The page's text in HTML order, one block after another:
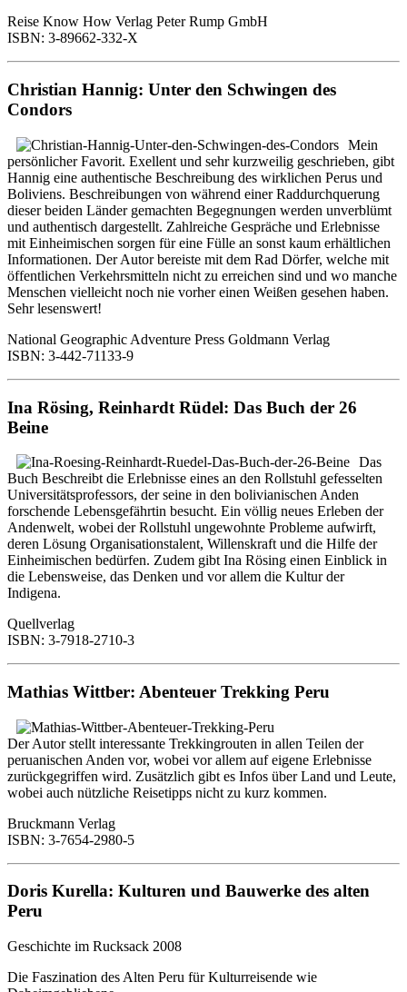
Reise Know How Verlag Peter Rump GmbH
ISBN: 3-89662-332-X
Christian Hannig: Unter den Schwingen des
Condors
Mein
persönlicher Favorit. Exellent und sehr kurzweilig geschrieben, gibt
Hannig eine authentische Beschreibung des wirklichen Perus und
Boliviens. Beschreibungen von während einer Raddurchquerung
dieser beiden Länder gemachten Begegnungen werden unverblümt
und authentisch dargestellt. Zahlreiche Gespräche und Erlebnisse
mit Einheimischen sorgen für eine Fülle an sonst kaum erhältlichen
Informationen. Der Autor bereiste mit dem Rad Dörfer, welche mit
öffentlichen Verkehrsmitteln nicht zu erreichen sind und wo manche
Menschen vielleicht noch nie vorher einen Weißen gesehen haben.
Sehr lesenswert!
National Geographic Adventure Press Goldmann Verlag
ISBN: 3-442-71133-9
Ina Rösing, Reinhardt Rüdel: Das Buch der 26
Beine
Das
Buch Beschreibt die Erlebnisse eines an den Rollstuhl gefesselten
Universitätsprofessors, der seine in den bolivianischen Anden
forschende Lebensgefährtin besucht. Ein völlig neues Erleben der
Andenwelt, wobei der Rollstuhl ungewohnte Probleme aufwirft,
deren Lösung Organisationstalent, Willenskraft und die Hilfe der
Einheimischen bedürfen. Zudem gibt Ina Rösing einen Einblick in
die Lebensweise, das Denken und vor allem die Kultur der
Indigena.
Quellverlag
ISBN: 3-7918-2710-3
Mathias Wittber: Abenteuer Trekking Peru
Der Autor stellt interessante Trekkingrouten in allen Teilen der
peruanischen Anden vor, wobei vor allem auf eigene Erlebnisse
zurückgegriffen wird. Zusätzlich gibt es Infos über Land und Leute,
wobei auch nützliche Reisetipps nicht zu kurz kommen.
Bruckmann Verlag
ISBN: 3-7654-2980-5
Doris Kurella: Kulturen und Bauwerke des alten
Peru
Geschichte im Rucksack 2008
Die Faszination des Alten Peru für Kulturreisende wie